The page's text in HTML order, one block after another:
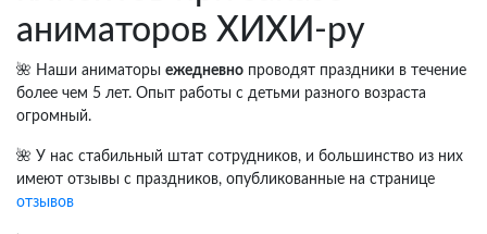
аниматоров ХИХИ-ру
🌺 Наши аниматоры ежедневно проводят праздники в течение
более чем 5 лет. Опыт работы с детьми разного возраста
огромный.
🌺 У нас стабильный штат сотрудников, и большинство из них
имеют отзывы с праздников, опубликованные на странице
отзывов